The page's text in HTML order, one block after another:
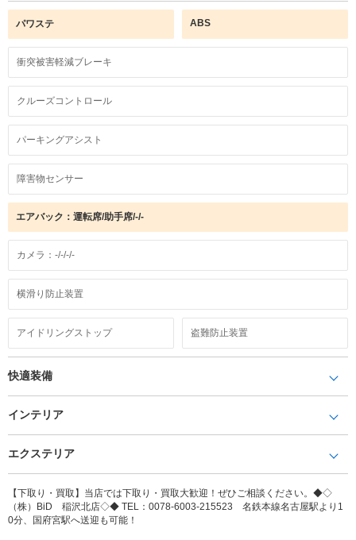
パワステ ABS
衝突被害軽減ブレーキ
クルーズコントロール
パーキングアシスト
障害物センサー
エアバック：運転席/助手席/-/-
カメラ：-/-/-/-
横滑り防止装置
アイドリングストップ 盗難防止装置
快適装備
インテリア
エクステリア
【下取り・買取】当店では下取り・買取大歓迎！ぜひご相談ください。◆◇
（株）BiD 稲沢北店◇◆ TEL：0078-6003-215523 名鉄本線名古屋駅より1
0分、国府宮駅へ送迎も可能！